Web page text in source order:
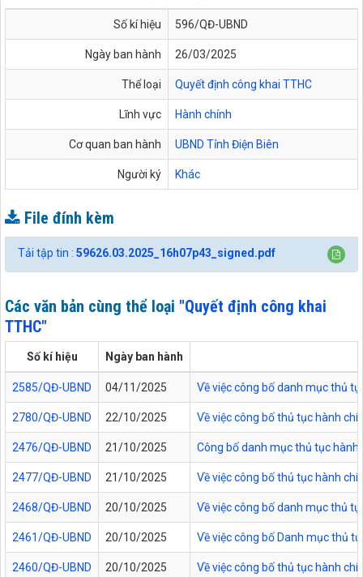
Số kí hiệu 596/QĐ-UBND
Ngày ban hành 26/03/2025
Thể loại Quyết định công khai TTHC
Lĩnh vực Hành chính
Cơ quan ban hành UBND Tỉnh Điện Biên
Người ký Khác
File đính kèm
Tải tập tin : 59626.03.2025_16h07p43_signed.pdf
Các văn bản cùng thể loại "Quyết định công khai
TTHC"
Số kí hiệu Ngày ban hành
2585/QĐ-UBND 04/11/2025 Về việc công bố danh mục thủ
2780/QĐ-UBND 22/10/2025 Về việc công bố thủ tục hành
2476/QĐ-UBND 21/10/2025 Công bố danh mục thủ tục
2477/QĐ-UBND 21/10/2025 Về việc công bố thủ tục hành
2468/QĐ-UBND 20/10/2025 Về việc công bố danh mục thủ
2461/QĐ-UBND 20/10/2025 Về việc công bố Danh mục thủ
2460/QĐ-UBND 20/10/2025 Về việc công bố thủ tục hành